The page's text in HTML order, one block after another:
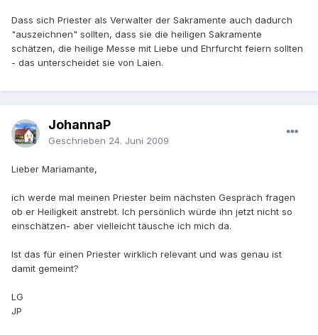
Dass sich Priester als Verwalter der Sakramente auch dadurch
"auszeichnen" sollten, dass sie die heiligen Sakramente
schätzen, die heilige Messe mit Liebe und Ehrfurcht feiern sollten
- das unterscheidet sie von Laien.
JohannaP
Geschrieben 24. Juni 2009
Lieber Mariamante,
ich werde mal meinen Priester beim nächsten Gespräch fragen
ob er Heiligkeit anstrebt. Ich persönlich würde ihn jetzt nicht so
einschätzen- aber vielleicht täusche ich mich da.
Ist das für einen Priester wirklich relevant und was genau ist
damit gemeint?
LG
JP